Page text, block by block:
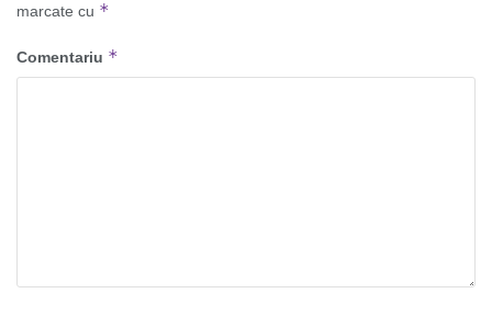
marcate cu *
Comentariu *